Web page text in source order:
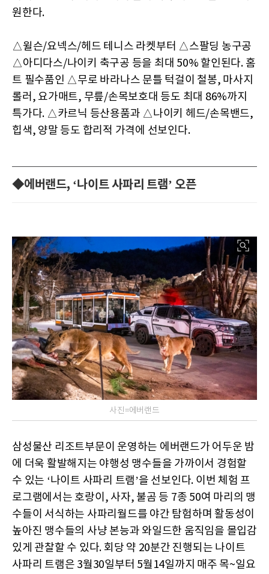
원한다.
△윌슨/요넥스/헤드 테니스 라켓부터 △스팔딩 농구공
△아디다스/나이키 축구공 등을 최대 50% 할인된다. 홈
트 필수품인 △무로 바라나스 문틀 턱걸이 철봉, 마사지
롤러, 요가매트, 무릎/손목보호대 등도 최대 86%까지
특가다. △카르닉 등산용품과 △나이키 헤드/손목밴드,
힙색, 양말 등도 합리적 가격에 선보인다.
◆에버랜드, ‘나이트 사파리 트램’ 오픈
사진=에버랜드
삼성물산 리조트부문이 운영하는 에버랜드가 어두운 밤
에 더욱 활발해지는 야행성 맹수들을 가까이서 경험할
수 있는 ‘나이트 사파리 트램’을 선보인다. 이번 체험 프
로그램에서는 호랑이, 사자, 불곰 등 7종 50여 마리의 맹
수들이 서식하는 사파리월드를 야간 탐험하며 활동성이
높아진 맹수들의 사냥 본능과 와일드한 움직임을 몰입감
있게 관찰할 수 있다. 회당 약 20분간 진행되는 나이트
사파리 트램은 3월30일부터 5월14일까지 매주 목~일요